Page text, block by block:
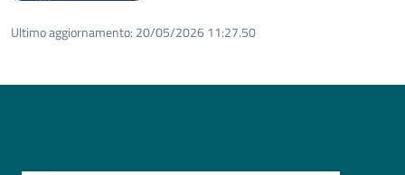
Ultimo aggiornamento: 20/05/2026 11:27.50